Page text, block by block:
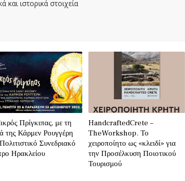
και ιστορικά στοιχεία
Πρίγκιπας, με τη
της Κάρμεν Ρουγγέρη
Συνεδριακό
Ηρακλείου
HandcraftedCrete –
TheWorkshop. Το
χειροποίητο ως «κλειδί» για
την Προσέλκυση Ποιοτικού
Τουρισμού